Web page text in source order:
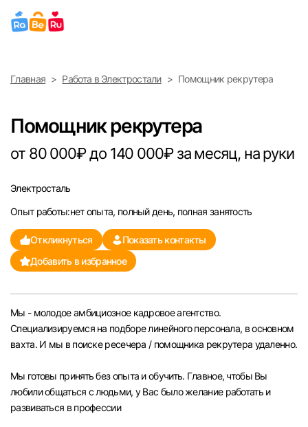
Выберите город
Санкт-Петербург
Ижевск
Екатеринбург
Саратов
Казань
Челябинск
Самара
Главная Работа в Электростали Помощник рекрутера
Помощник рекрутера
от 80 000₽ до 140 000₽ за месяц, на руки
Электросталь
Опыт работы:нет опыта, полный день, полная занятость
Откликнуться
Показать контакты
Добавить в избранное
Мы - молодое амбициозное кадровое агентство.
Специализируемся на подборе линейного персонала, в основном
вахта. И мы в поиске ресечера / помощника рекрутера удаленно.
Мы готовы принять без опыта и обучить. Главное, чтобы Вы
любили общаться с людьми, у Вас было желание работать и
развиваться в профессии